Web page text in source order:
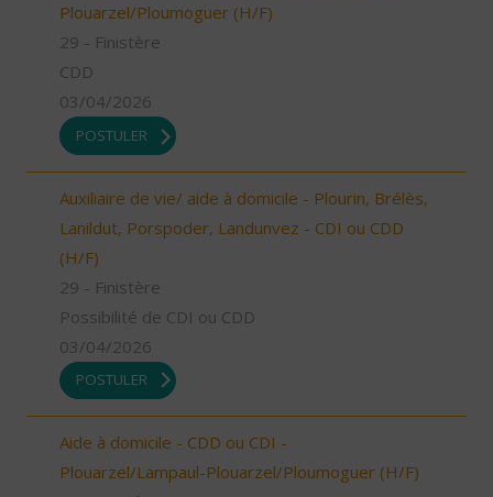
Plouarzel/Ploumoguer (H/F)
29 - Finistère
CDD
03/04/2026
POSTULER
Auxiliaire de vie/ aide à domicile - Plourin, Brélès,
Lanildut, Porspoder, Landunvez - CDI ou CDD
(H/F)
29 - Finistère
Possibilité de CDI ou CDD
03/04/2026
POSTULER
Aide à domicile - CDD ou CDI -
Plouarzel/Lampaul-Plouarzel/Ploumoguer (H/F)